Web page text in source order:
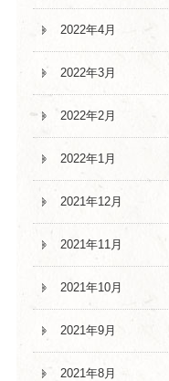
2022年4月
2022年3月
2022年2月
2022年1月
2021年12月
2021年11月
2021年10月
2021年9月
2021年8月